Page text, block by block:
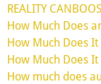
REALITY
How Much Does
How Much Does
How Much Does
How much does